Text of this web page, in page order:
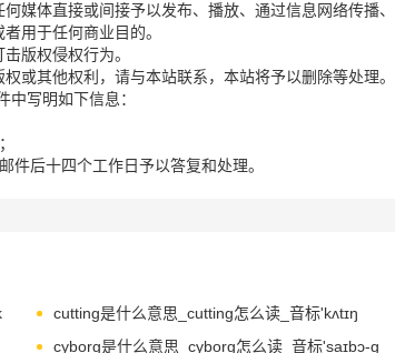
媒体直接或间接予以发布、播放、通过信息网络传播、
用于任何商业目的。
版权侵权行为。
或其他权利，请与本站联系，本站将予以删除等处理。
写明如下信息：
件后十四个工作日予以答复和处理。
cutting是什么意思_cutting怎么读_音标'kʌtɪŋ
cyborg是什么意思_cyborg怎么读_音标'saɪbɔ-ɡ